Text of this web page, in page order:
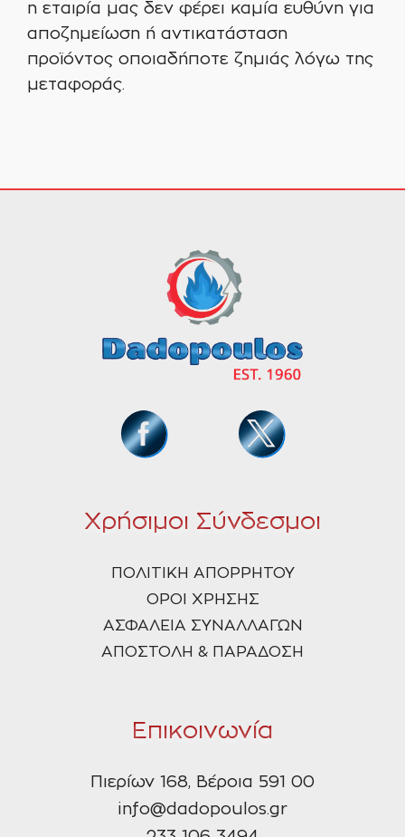
η εταιρία μας δεν φέρει καμία ευθύνη για
αποζημείωση ή αντικατάσταση
προϊόντος οποιαδήποτε ζημιάς λόγω της
μεταφοράς.
Χρήσιμοι Σύνδεσμοι
ΠΟΛΙΤΙΚΗ ΑΠΟΡΡΗΤΟΥ
ΟΡΟΙ ΧΡΗΣΗΣ
ΑΣΦΑΛΕΙΑ ΣΥΝΑΛΛΑΓΩΝ
ΑΠΟΣΤΟΛΗ & ΠΑΡΑΔΟΣΗ
Επικοινωνία
Πιερίων 168, Βέροια 591 00
info@dadopoulos.gr